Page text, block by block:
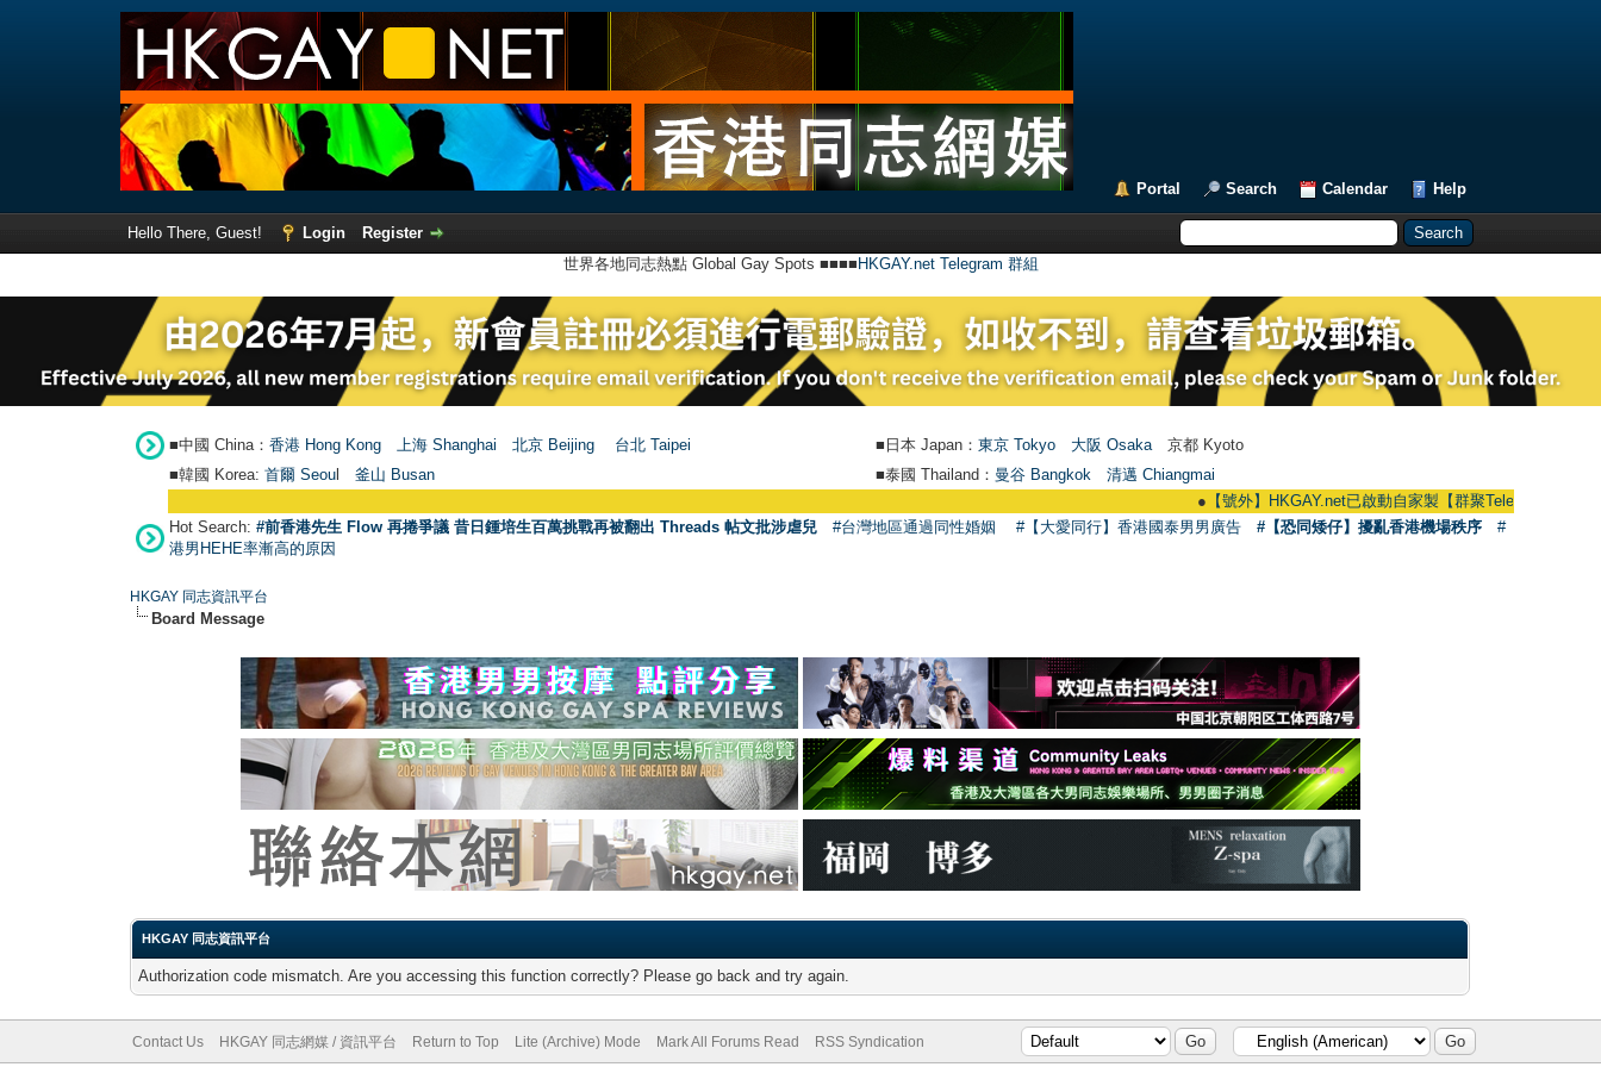
Portal Search Calendar Help
Hello There, Guest! Login
Register
世界各地同志熱點 Global Gay Spots ■■■■ HKGAY.net Telegram 群組
■中國 China： 香港 Hong Kong 上海 Shanghai 北京 Beijing 台北 Taipei ■日本 Japan： 東京 Tokyo 大阪 Osaka 京都 Kyoto
■韓國 Korea: 首爾 Seou 釜山 Busan ■泰國 Thailand： 曼谷 Bangkok
清邁 Chiangmai
【號外】HKGAY.net已啟動自家製【群聚Telegram群組】
Hot Search: #前香港先生 Flow 再捲爭議 昔日鍾培生百萬挑戰再被翻出 Threads 帖文批涉虐兒 #台灣地區通過同性婚姻 #【大愛同行】香港國泰男男廣告 #【恐同矮仔】擾亂香港機場秩序
#
港男HEHE率漸高的原因
HKGAY 同志資訊平台
Board Message
HKGAY 同志資訊平台
Authorization code mismatch. Are you accessing this function correctly? Please go back and try again.
Contact Us HKGAY 同志網媒 / 資訊平台 Return to Top Lite (Archive) Mode Mark All Forums Read RSS Syndication